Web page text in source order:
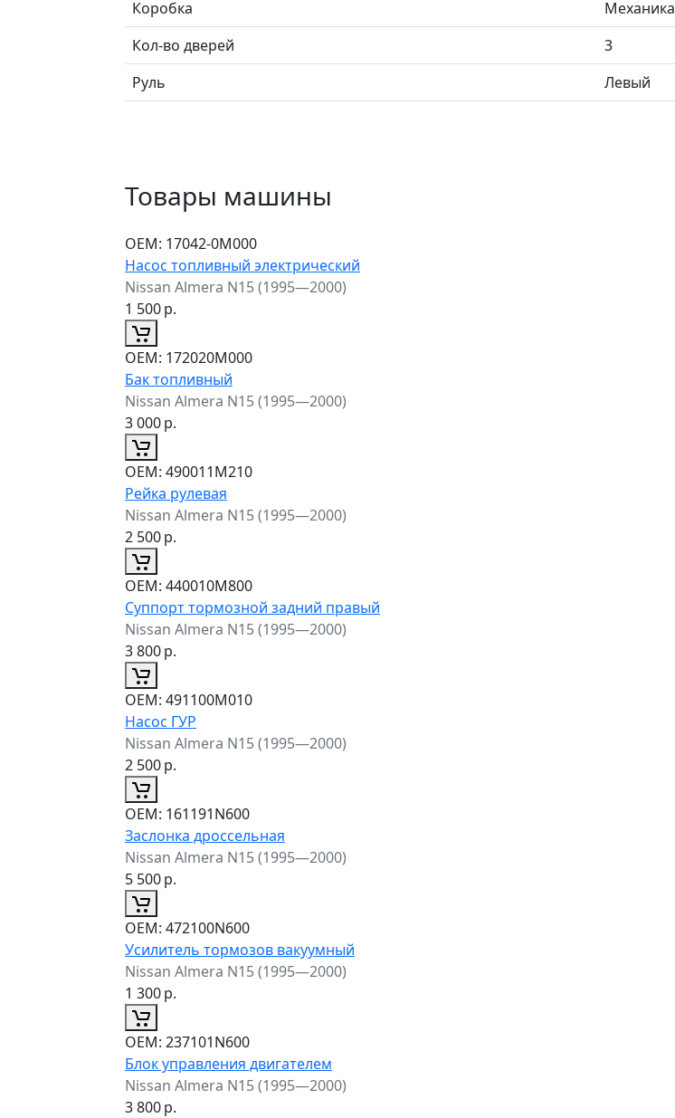
Коробка
Механика
Кол-во дверей
3
Руль
Левый
Товары машины
ОЕМ: 17042-0M000
Насос топливный электрический
Nissan Almera N15 (1995—2000)
1 500р.
ОЕМ: 172020M000
Бак топливный
Nissan Almera N15 (1995—2000)
3 000р.
ОЕМ: 490011M210
Рейка рулевая
Nissan Almera N15 (1995—2000)
2 500р.
ОЕМ: 440010M800
Суппорт тормозной задний правый
Nissan Almera N15 (1995—2000)
3 800р.
ОЕМ: 491100M010
Насос ГУР
Nissan Almera N15 (1995—2000)
2 500р.
ОЕМ: 161191N600
Заслонка дроссельная
Nissan Almera N15 (1995—2000)
5 500р.
ОЕМ: 472100N600
Усилитель тормозов вакуумный
Nissan Almera N15 (1995—2000)
1 300р.
ОЕМ: 237101N600
Блок управления двигателем
Nissan Almera N15 (1995—2000)
3 800р.